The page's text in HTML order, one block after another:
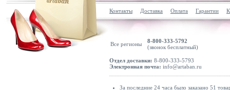
Контакты Доставка Оплата Гарантии
Все регионы
8-800-333-5792
(звонок бесплатный)
Отдел доставки: 8-800-333-5793
Электронная почта: info@artaban.ru
За последние 24 часа было заказано 51